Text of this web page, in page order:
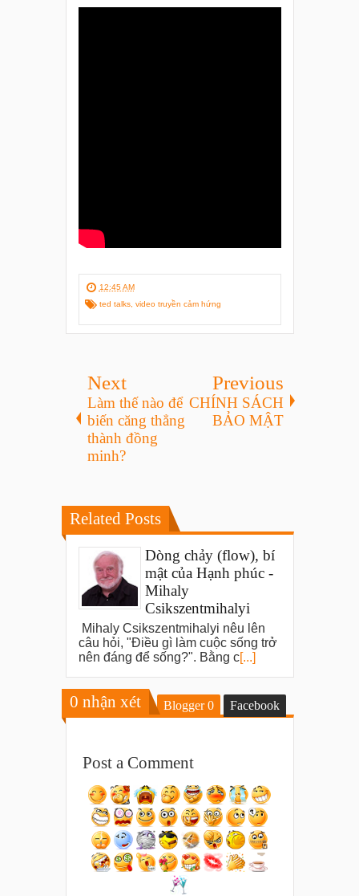
12:45 AM
ted talks, video truyền cảm hứng
Next
Làm thế nào để
biến căng thẳng
thành đồng
minh?
Previous
CHÍNH SÁCH
BẢO MẬT
Related Posts
Dòng chảy (flow), bí
mật của Hạnh phúc -
Mihaly
Csikszentmihalyi
Mihaly Csikszentmihalyi nêu lên
câu hỏi, "Điều gì làm cuộc sống trở
nên đáng để sống?". Bằng c[...]
0 nhận xét Blogger0 Facebook
Post a Comment